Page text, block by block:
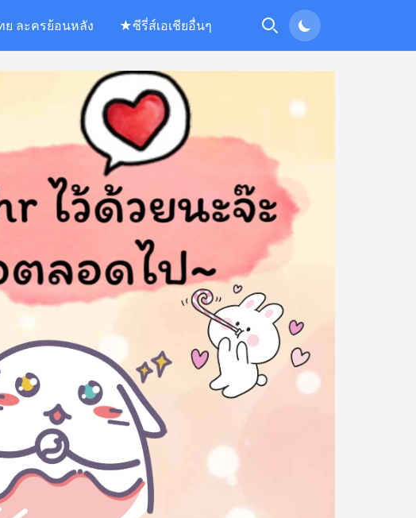
Search
ละครย้อนหลัง ★ซีรี่ส์เอเชียอื่นๆ